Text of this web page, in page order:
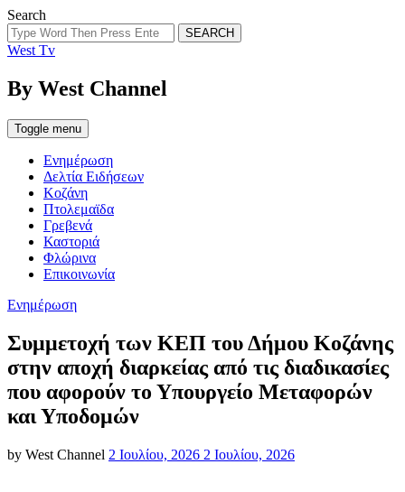
Search
SEARCH
West Tv
By West Channel
Toggle menu
Ενημέρωση
Δελτία Ειδήσεων
Κοζάνη
Πτολεμαϊδα
Γρεβενά
Καστοριά
Φλώρινα
Επικοινωνία
Categories
Ενημέρωση
Συμμετοχή των ΚΕΠ του Δήμου Κοζάνης
στην αποχή διαρκείας από τις διαδικασίες
που αφορούν το Υπουργείο Μεταφορών
και Υποδομών
by West Channel Posted
2 Ιουλίου, 2026 2 Ιουλίου, 2026